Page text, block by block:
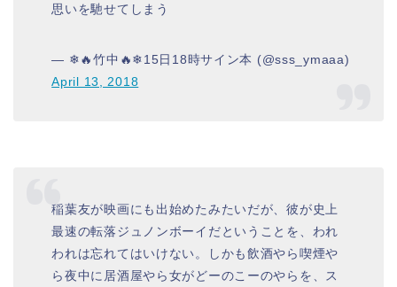
思いを馳せてしまう
— ❄🔥竹中🔥❄15日18時サイン本 (@sss_ymaaa)
April 13, 2018
稲葉友が映画にも出始めたみたいだが、彼が史上
最速の転落ジュノンボーイだということを、われ
われは忘れてはいけない。しかも飲酒やら喫煙や
ら夜中に居酒屋やら女がどーのこーのやらを、ス